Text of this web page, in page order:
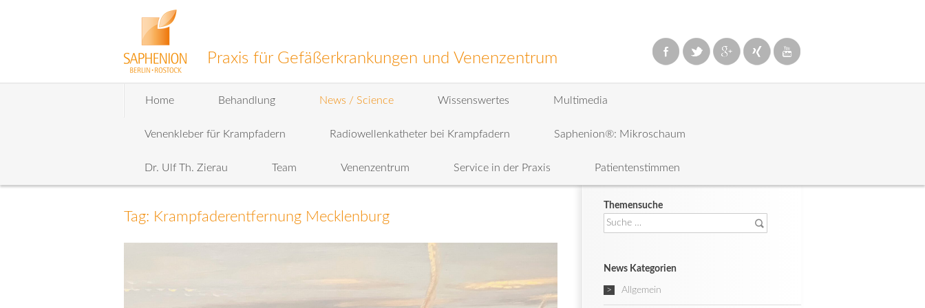
Praxis für Gefäßerkrankungen und Venenzentrum
Home Behandlung News / Science Wissenswertes Multimedia
Venenkleber für Krampfadern Radiowellenkatheter bei Krampfadern Saphenion®: Mikroschaum
Dr. Ulf Th. Zierau Team Venenzentrum Service in der Praxis Patientenstimmen
Tag: Krampfaderentfernung Mecklenburg
Themensuche
Suche
nach:
News Kategorien
Allgemein